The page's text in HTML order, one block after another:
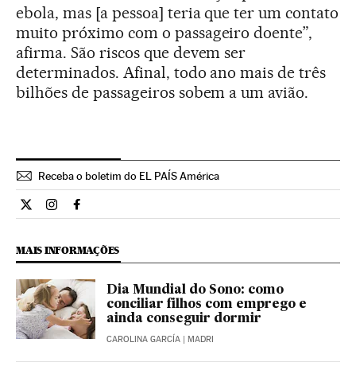
ebola, mas [a pessoa] teria que ter um contato
muito próximo com o passageiro doente”,
afirma. São riscos que devem ser
determinados. Afinal, todo ano mais de três
bilhões de passageiros sobem a um avião.
Receba o boletim do EL PAÍS América
Ciencia El País Brasil en Twitter
Ciencia El País Brasil en Instagram
Ciencia El País Brasil en Facebook
MAIS INFORMAÇÕES
Dia Mundial do Sono: como
conciliar filhos com emprego e
ainda conseguir dormir
CAROLINA GARCÍA | MADRI